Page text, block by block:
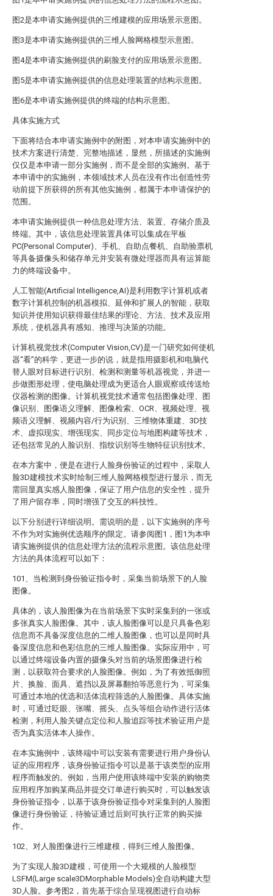
图2是本申请实施例提供的三维建模的应用场景示意图。
图3是本申请实施例提供的三维人脸网格模型示意图。
图4是本申请实施例提供的刷脸支付的应用场景示意图。
图5是本申请实施例提供的信息处理装置的结构示意图。
图6是本申请实施例提供的终端的结构示意图。
具体实施方式
下面将结合本申请实施例中的附图，对本申请实施例中的
技术方案进行清楚、完整地描述，显然，所描述的实施例
仅仅是本申请一部分实施例，而不是全部的实施例。基于
本申请中的实施例，本领域技术人员在没有作出创造性劳
动前提下所获得的所有其他实施例，都属于本申请保护的
范围。
本申请实施例提供一种信息处理方法、装置、存储介质及
终端。其中，该信息处理装置具体可以集成在平板
PC(Personal Computer)、手机、自助点餐机、自助验票机
等具备摄像头和储存单元并安装有微处理器而具有运算能
力的终端设备中。
人工智能(Artificial Intelligence,AI)是利用数字计算机或者
数字计算机控制的机器模拟、延伸和扩展人的智能，获取
知识并使用知识获得最佳结果的理论、方法、技术及应用
系统，使机器具有感知、推理与决策的功能。
计算机视觉技术(Computer Vision,CV)是一门研究如何使机
器“看”的科学，更进一步的说，就是指用摄影机和电脑代
替人眼对目标进行识别、检测和测量等机器视觉，并进一
步做图形处理，使电脑处理成为更适合人眼观察或传送给
仪器检测的图像。计算机视觉技术通常包括图像处理、图
像识别、图像语义理解、图像检索、OCR、视频处理、视
频语义理解、视频内容/行为识别、三维物体重建、3D技
术、虚拟现实、增强现实、同步定位与地图构建等技术，
还包括常见的人脸识别、指纹识别等生物特征识别技术。
在本方案中，便是在进行人脸身份验证的过程中，采取人
脸3D建模技术实时绘制三维人脸网格模型进行显示，而无
需回显真实感人脸图像，保证了用户信息的安全性，提升
了用户留存率，同时增强了交互的科技性。
以下分别进行详细说明。需说明的是，以下实施例的序号
不作为对实施例优选顺序的限定。请参阅图1，图1为本申
请实施例提供的信息处理方法的流程示意图。该信息处理
方法的具体流程可以如下：
101、当检测到身份验证指令时，采集当前场景下的人脸
图像。
具体的，该人脸图像为在当前场景下实时采集到的一张或
多张真实人脸图像。其中，该人脸图像可以是只具备色彩
信息而不具备深度信息的二维人脸图像，也可以是同时具
备深度信息和色彩信息的三维人脸图像。实际应用中，可
以通过终端设备内置的摄像头对当前的场景图像进行检
测，以获取符合要求的人脸图像。例如，为了有效抵御照
片、换脸、面具、遮挡以及屏幕翻拍等恶意行为，可采集
可通过本地的优选和活体流程筛选的人脸图像。具体实施
时，可通过眨眼、张嘴、摇头、点头等组合动作进行活体
检测，利用人脸关键点定位和人脸追踪等技术验证用户是
否为真实活体本人操作。
在本实施例中，该终端中可以安装有需要进行用户身份认
证的应用程序，该身份验证指令可以是基于该类型的应用
程序而触发的。例如，当用户使用该终端中安装的购物类
应用程序加购某商品并提交订单进行购买时，可以触发该
身份验证指令，以基于该身份验证指令对采集到的人脸图
像进行身份验证，待验证通过后则可执行正常的购买操
作。
102、对人脸图像进行三维建模，得到三维人脸图像。
为了实现人脸3D建模，可使用一个大规模的人脸模型
LSFM(Large scale3DMorphable Models)全自动构建大型
3D人脸。参考图2，首先基于综合呈现视图进行自动标